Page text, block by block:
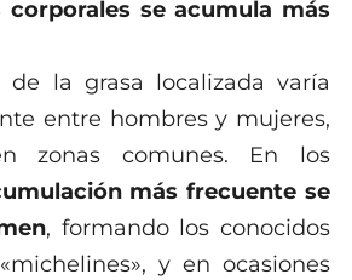
corporales se acumula más
de la grasa localizada varía
entre hombres y mujeres,
zonas comunes. En los
más frecuente se
, formando los conocidos
y en ocasiones